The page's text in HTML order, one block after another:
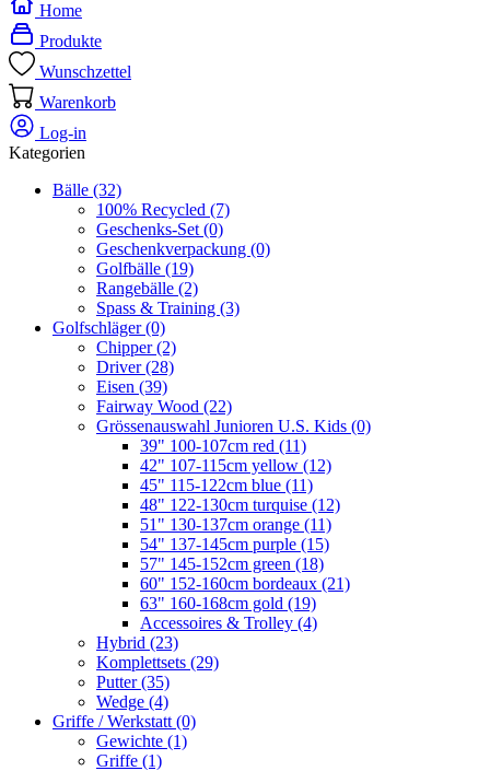
Home
Produkte
Wunschzettel
Warenkorb
Log-in
Kategorien
Bälle (32)
100% Recycled (7)
Geschenks-Set (0)
Geschenkverpackung (0)
Golfbälle (19)
Rangebälle (2)
Spass & Training (3)
Golfschläger(0)
Chipper(2)
Driver(28)
Eisen (39)
Fairway Wood (22)
Grössenauswahl Junioren U.S. Kids (0)
39" 100-107cm red (11)
42" 107-115cm yellow (12)
45" 115-122cm blue (11)
48" 122-130cm turquise (12)
51" 130-137cm orange (11)
54" 137-145cm purple (15)
57" 145-152cm green (18)
60" 152-160cm bordeaux (21)
63" 160-168cm gold (19)
Accessoires & Trolley (4)
Hybrid (23)
Komplettsets (29)
Putter(35)
Wedge (4)
Griffe / Werkstatt (0)
Gewichte (1)
Griffe (1)